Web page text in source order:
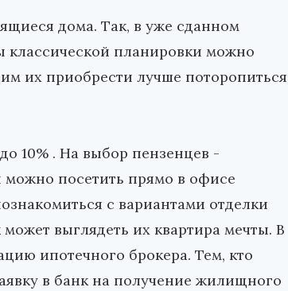
дома. Так, в уже сданном
классической планировки можно
их приобрести лучше поторопиться
10% . На выбор пензенцев -
посетить прямо в офисе
с вариантами отделки
выглядеть их квартира мечты. В
ипотечного брокера. Тем, кто
в банк на получение жилищного